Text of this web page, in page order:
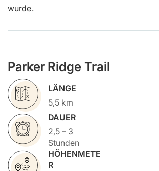
wurde.
Parker Ridge Trail
LÄNGE
5,5 km
DAUER
2,5 – 3
Stunden
HÖHENMETE
R